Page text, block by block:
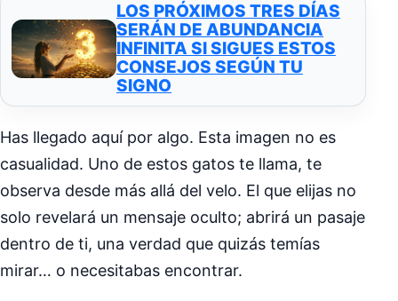
LOS PRÓXIMOS TRES DÍAS
SERÁN DE ABUNDANCIA
INFINITA SI SIGUES ESTOS
CONSEJOS SEGÚN TU
SIGNO
Has llegado aquí por algo. Esta imagen no es
casualidad. Uno de estos gatos te llama, te
observa desde más allá del velo. El que elijas no
solo revelará un mensaje oculto; abrirá un pasaje
dentro de ti, una verdad que quizás temías
mirar… o necesitabas encontrar.